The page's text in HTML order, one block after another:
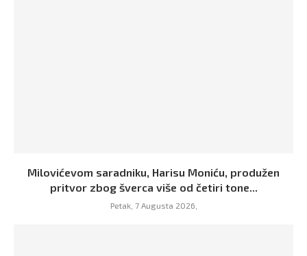
Milovićevom saradniku, Harisu Moniću, produžen
pritvor zbog šverca više od četiri tone...
Petak, 7 Augusta 2026,